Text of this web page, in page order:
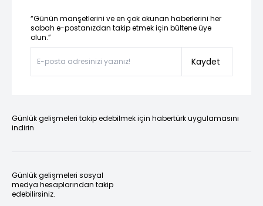
“Günün manşetlerini ve en çok okunan haberlerini her
sabah e-postanızdan takip etmek için bültene üye
olun.”
Kaydet
Günlük gelişmeleri takip edebilmek için habertürk uygulamasını
indirin
Günlük gelişmeleri sosyal
medya hesaplarından takip
edebilirsiniz.